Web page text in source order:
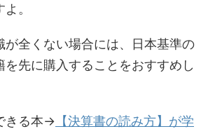
。
が全くない場合には、日本基準の
を先に購入することをおすすめし
きる本→ 【決算書の読み方】が学